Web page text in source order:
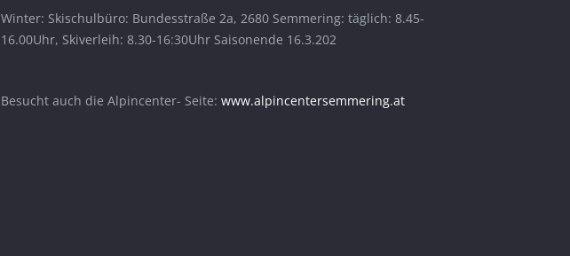
Winter: Skischulbüro: Bundesstraße 2a, 2680 Semmering: täglich: 8.45-
16.00Uhr, Skiverleih: 8.30-16:30Uhr Saisonende 16.3.202
Besucht auch die Alpincenter- Seite: www.alpincentersemmering.at